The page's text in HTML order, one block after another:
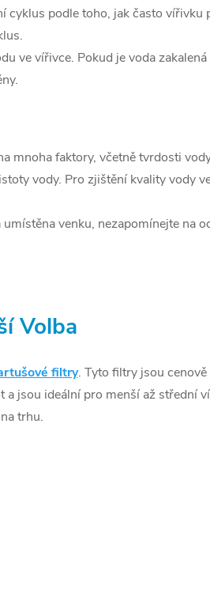
cyklus podle toho, jak často vířivku
ve vířivce. Pokud je voda
mnoha faktory, včetně tvrdosti
vody. Pro zjištění kvality vody
umístěna venku, nezapomínejte na
Volba
filtry. Tyto filtry jsou
jsou ideální pro menší až střední
trhu.